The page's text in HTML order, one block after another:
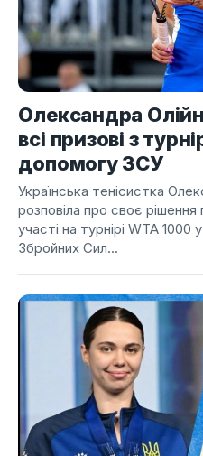
Олександра
всі призові з
допомогу ЗСУ
Українська тенісистка
розповіла про своє
участі на турнірі WTA
Збройних Сил...